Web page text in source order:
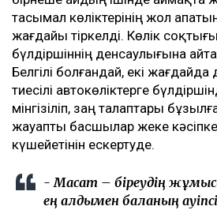
тасымал көліктерінің жол
жағдайы тіркелді. Көлік
бүлдіршіннің денсаулығына
Белгілі болғандай, екі
тиесілі автокөліктерге
мінгізіліп, заң талаптары
жауапты басшылар жеке
күшейетінін ескертуде.
- Мақсат – біреудің
ең алдымен баланың